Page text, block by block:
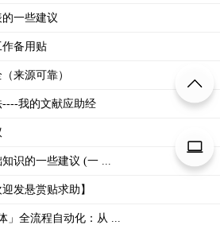
一些建议
作备用贴
来源可靠）
我的文献应助经
识的一些建议 (一 ...
发悬赏贴求助】
」全流程自动化：从 ...